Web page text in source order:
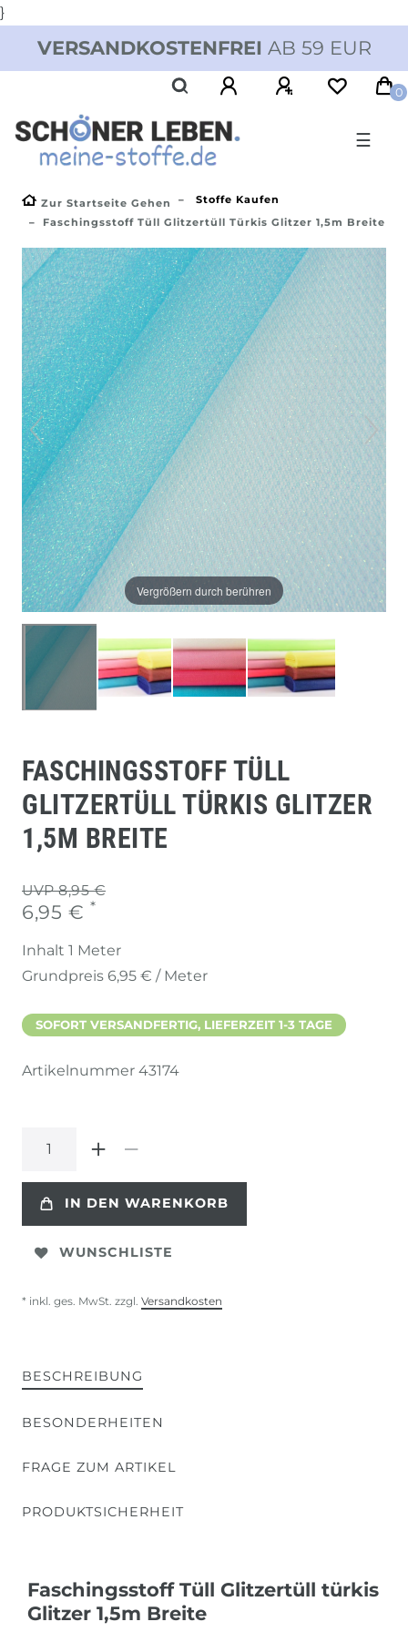
}
VERSANDKOSTENFREI AB 59 EUR
0
☰
Zur Startseite Gehen
Stoffe Kaufen
Faschingsstoff Tüll Glitzertüll Türkis Glitzer 1,5m Breite
Vergrößern durch berühren
FASCHINGSSTOFF TÜLL
GLITZERTÜLL TÜRKIS GLITZER
1,5M BREITE
UVP 8,95 €
6,95 € *
Inhalt 1 Meter
Grundpreis 6,95 € / Meter
SOFORT VERSANDFERTIG, LIEFERZEIT 1-3 TAGE
Artikelnummer 43174
IN DEN WARENKORB
WUNSCHLISTE
* inkl. ges. MwSt. zzgl. Versandkosten
BESCHREIBUNG
BESONDERHEITEN
FRAGE ZUM ARTIKEL
PRODUKTSICHERHEIT
Faschingsstoff Tüll Glitzertüll türkis
Glitzer 1,5m Breite